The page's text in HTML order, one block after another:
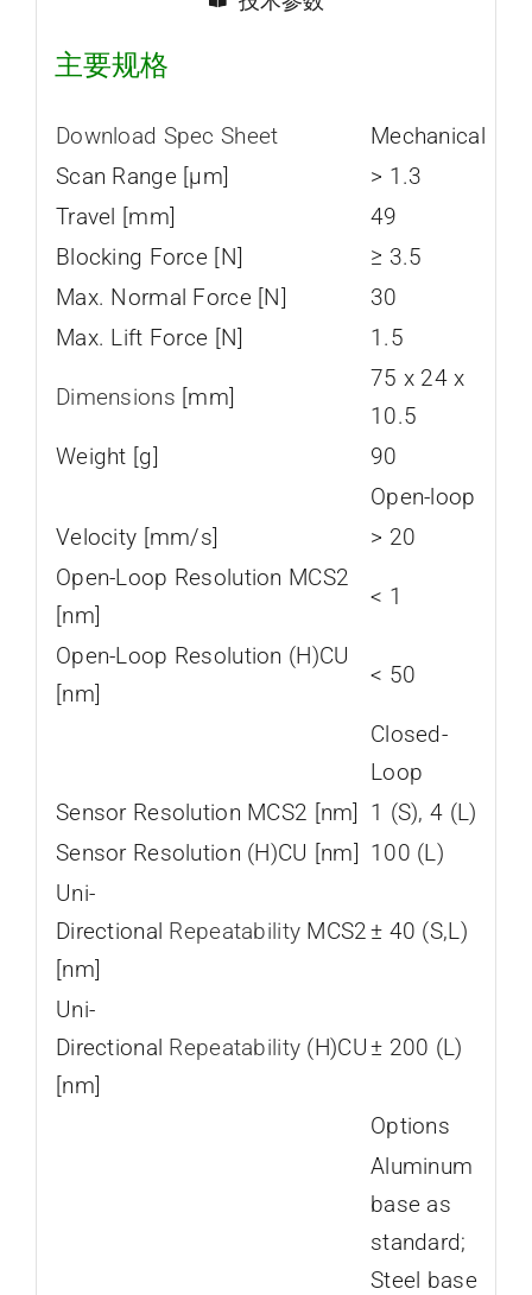
主要规格
Download Spec Sheet
Mechanical
Scan Range [µm]
> 1.3
Travel [mm]
49
Blocking Force [N]
≥ 3.5
Max. Normal Force [N]
30
Max. Lift Force [N]
1.5
Dimensions [mm]
75 x 24 x
10.5
Weight [g]
90
Open-loop
Velocity [mm/s]
> 20
Open-Loop Resolution MCS2
[nm]
< 1
Open-Loop Resolution (H)CU
[nm]
< 50
Closed-
Loop
Sensor Resolution MCS2 [nm]
1 (S), 4 (L)
Sensor Resolution (H)CU [nm] 100 (L)
Uni-
Directional Repeatability MCS2
[nm]
± 40 (S,L)
Uni-
Directional Repeatability (H)CU
[nm]
± 200 (L)
Options
Aluminum
base as
standard;
Steel base